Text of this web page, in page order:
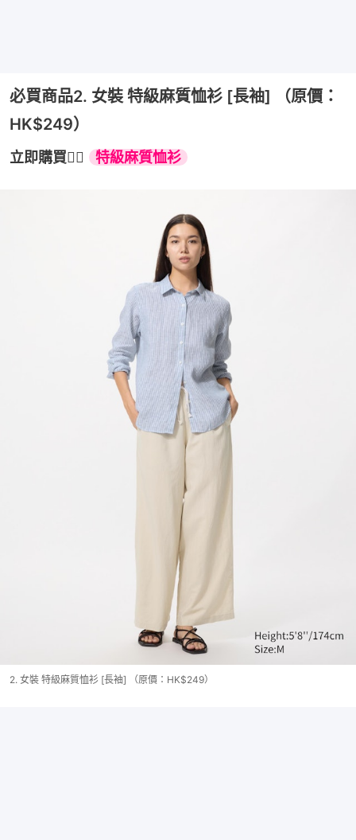
必買商品2. 女裝 特級麻質恤衫 [長袖] （原價：
HK$249）
立即購買👉🏻 特級麻質恤衫
2. 女裝 特級麻質恤衫 [長袖] （原價：HK$249）